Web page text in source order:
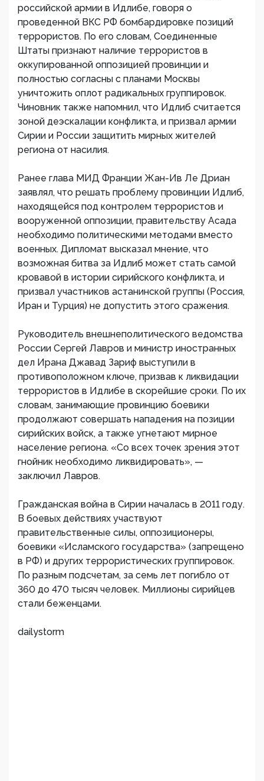
российской армии в Идлибе, говоря о
проведенной ВКС РФ бомбардировке позиций
террористов. По его словам, Соединенные
Штаты признают наличие террористов в
оккупированной оппозицией провинции и
полностью согласны с планами Москвы
уничтожить оплот радикальных группировок.
Чиновник также напомнил, что Идлиб считается
зоной деэскалации конфликта, и призвал армии
Сирии и России защитить мирных жителей
региона от насилия.
Ранее глава МИД Франции Жан-Ив Ле Дриан
заявлял, что решать проблему провинции Идлиб,
находящейся под контролем террористов и
вооруженной оппозиции, правительству Асада
необходимо политическими методами вместо
военных. Дипломат высказал мнение, что
возможная битва за Идлиб может стать самой
кровавой в истории сирийского конфликта, и
призвал участников астанинской группы (Россия,
Иран и Турция) не допустить этого сражения.
Руководитель внешнеполитического ведомства
России Сергей Лавров и министр иностранных
дел Ирана Джавад Зариф выступили в
противоположном ключе, призвав к ликвидации
террористов в Идлибе в скорейшие сроки. По их
словам, занимающие провинцию боевики
продолжают совершать нападения на позиции
сирийских войск, а также угнетают мирное
население региона. «Со всех точек зрения этот
гнойник необходимо ликвидировать», —
заключил Лавров.
Гражданская война в Сирии началась в 2011 году.
В боевых действиях участвуют
правительственные силы, оппозиционеры,
боевики «Исламского государства» (запрещено
в РФ) и других террористических группировок.
По разным подсчетам, за семь лет погибло от
360 до 470 тысяч человек. Миллионы сирийцев
стали беженцами.
dailystorm